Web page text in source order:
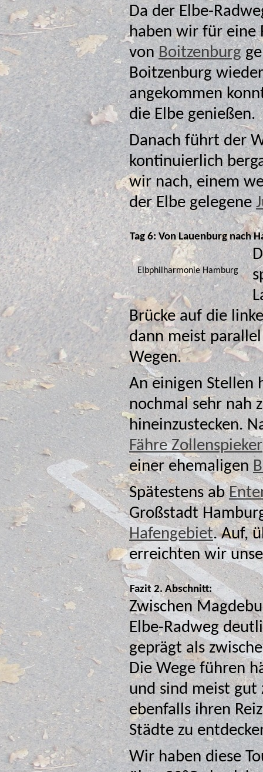
Da der Elbe-
haben wir für eine Rast
vonBoitzenburg
Boitzenburg wieder den Elbhang hinauf. Oben
angekommen
die Elbe genießen.
Danach führt der
kontinuierlich bergab bis nach Lauenburg.
wir nach, einem
der Elbe gelegene
Tag 6: Von Lauenburg nach
Elbphilharmonie Hamburg
Brücke auf die
dann meist
Wegen.
An einigen Stellen
nochmal sehr nah
Fähre Zollenspieker
einer ehemaligen
Spätestens ab
Großstadt
Hafengebiet. Auf, über und unter verschiedenen Brücken
Fazit 2. Abschnitt:
Zwischen
Elbe-Radweg
geprägt als zwischen Dresden und Dessau.
Die Wege führen
und sind meist gut zu befahren. Die Strecke hat aber
ebenfalls ihren
Städte zu
Wir haben diese